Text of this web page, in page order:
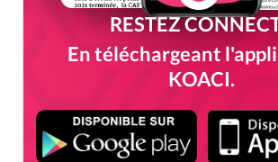
RESTEZ
En téléchargeant
KOACI.